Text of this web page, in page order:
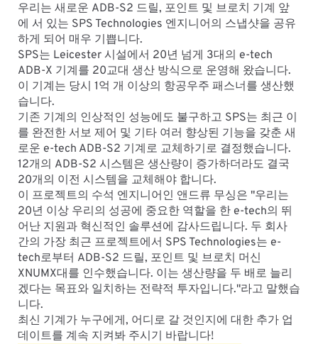
우리는 새로운 ADB-S2 드릴, 포인트 및 브로치 기계 앞
에 서 있는 SPS Technologies 엔지니어의 스냅샷을 공유
하게 되어 매우 기쁩니다.
SPS는 Leicester 시설에서 20년 넘게 3대의 e-tech
ADB-X 기계를 20교대 생산 방식으로 운영해 왔습니다.
이 기계는 당시 1억 개 이상의 항공우주 패스너를 생산했
습니다.
기존 기계의 인상적인 성능에도 불구하고 SPS는 최근 이
를 완전한 서보 제어 및 기타 여러 향상된 기능을 갖춘 새
로운 e-tech ADB-S2 기계로 교체하기로 결정했습니다.
12개의 ADB-S2 시스템은 생산량이 증가하더라도 결국
20개의 이전 시스템을 교체해야 합니다.
이 프로젝트의 수석 엔지니어인 앤드류 무싱은 "우리는
20년 이상 우리의 성공에 중요한 역할을 한 e-tech의 뛰
어난 지원과 혁신적인 솔루션에 감사드립니다. 두 회사
간의 가장 최근 프로젝트에서 SPS Technologies는 e-
tech로부터 ADB-S2 드릴, 포인트 및 브로치 머신
XNUMX대를 인수했습니다. 이는 생산량을 두 배로 늘리
겠다는 목표와 일치하는 전략적 투자입니다."라고 말했습
니다.
최신 기계가 누구에게, 어디로 갈 것인지에 대한 추가 업
데이트를 계속 지켜봐 주시기 바랍니다!